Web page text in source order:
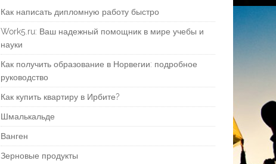
Как написать дипломную работу быстро
Work5.ru: Ваш надежный помощник в мире учебы и
науки
Как получить образование в Норвегии: подробное
руководство
Как купить квартиру в Ирбите?
Шмалькальде
Ванген
Зерновые продукты